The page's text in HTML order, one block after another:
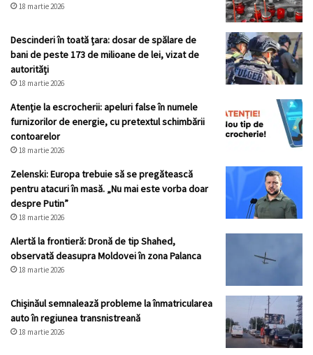
18 martie 2026
Descinderi în toată țara: dosar de spălare de
bani de peste 173 de milioane de lei, vizat de
autorități
18 martie 2026
Atenție la escrocherii: apeluri false în numele
furnizorilor de energie, cu pretextul schimbării
contoarelor
18 martie 2026
Zelenski: Europa trebuie să se pregătească
pentru atacuri în masă. „Nu mai este vorba doar
despre Putin”
18 martie 2026
Alertă la frontieră: Dronă de tip Shahed,
observată deasupra Moldovei în zona Palanca
18 martie 2026
Chișinăul semnalează probleme la înmatricularea
auto în regiunea transnistreană
18 martie 2026